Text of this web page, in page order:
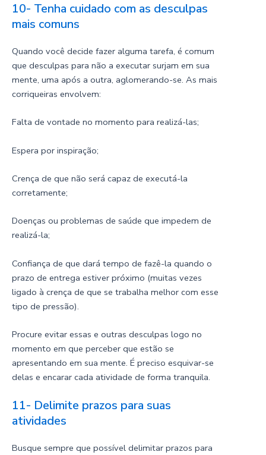
10- Tenha cuidado com as desculpas
mais comuns
Quando você decide fazer alguma tarefa, é comum
que desculpas para não a executar surjam em sua
mente, uma após a outra, aglomerando-se. As mais
corriqueiras envolvem:
Falta de vontade no momento para realizá-las;
Espera por inspiração;
Crença de que não será capaz de executá-la
corretamente;
Doenças ou problemas de saúde que impedem de
realizá-la;
Confiança de que dará tempo de fazê-la quando o
prazo de entrega estiver próximo (muitas vezes
ligado à crença de que se trabalha melhor com esse
tipo de pressão).
Procure evitar essas e outras desculpas logo no
momento em que perceber que estão se
apresentando em sua mente. É preciso esquivar-se
delas e encarar cada atividade de forma tranquila.
11- Delimite prazos para suas
atividades
Busque sempre que possível delimitar prazos para